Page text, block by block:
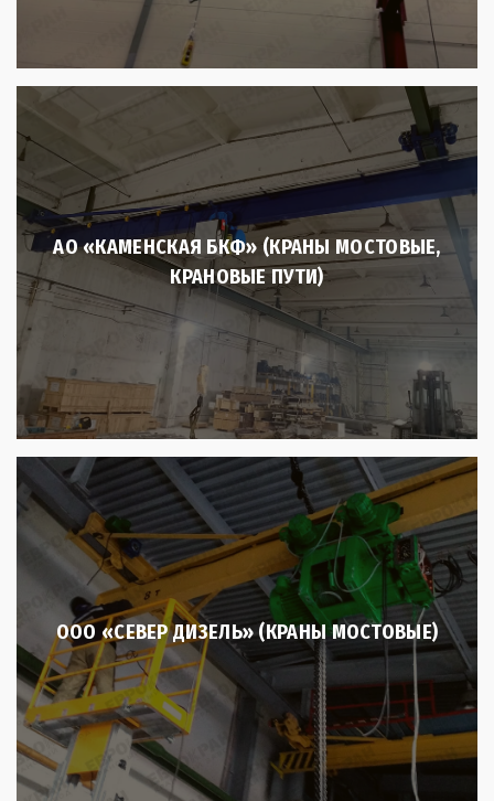
АО «КАМЕНСКАЯ БКФ» (КРАНЫ МОСТОВЫЕ,
КРАНОВЫЕ ПУТИ)
ООО «СЕВЕР ДИЗЕЛЬ» (КРАНЫ МОСТОВЫЕ)